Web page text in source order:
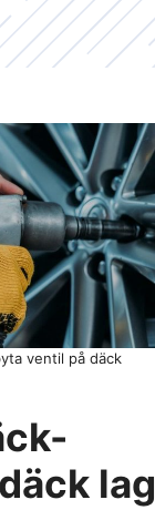
ventil på däck
lag